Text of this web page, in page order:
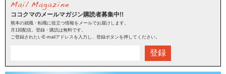
ココクマのメールマガジン購読者募集中!!
熊本の就職・転職に役立つ情報をメールでお届けします。
月1回配信。登録・購読は無料です。
ご登録されたいE-mailアドレスを入力し、登録ボタンを押してください。
登録